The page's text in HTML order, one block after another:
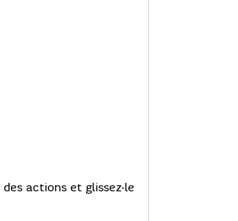
actions et glissez-le